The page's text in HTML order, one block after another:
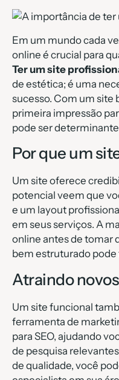
Em um mundo cada
online é crucial para
Ter um site
de estética; é uma
sucesso. Com um site
primeira impressão
pode ser
Por que um
Um site oferece
potencial veem que
e um layout
em seus serviços. A
online antes de tomar
bem estruturado pode
Atraindo
Um site funcional
ferramenta de
para SEO, ajudando
de pesquisa
de qualidade, você